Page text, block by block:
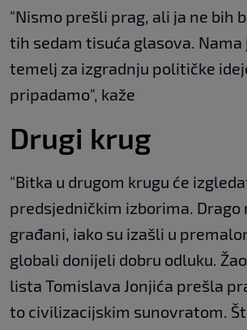
"Nismo prešli prag, ali ja ne bih
tih sedam tisuća glasova. Nama
temelj za izgradnju političke
pripadamo", kaže
Drugi krug
"Bitka u drugom krugu će
predsjedničkim izborima. Drago
građani, iako su izašli u
globali donijeli dobru odluku.
lista Tomislava Jonjića prešla
to civilizacijskim sunovratom.